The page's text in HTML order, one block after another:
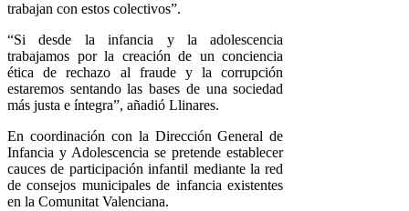
trabajan con estos colectivos”.
“Si desde la infancia y la adolescencia
trabajamos por la creación de un conciencia
ética de rechazo al fraude y la corrupción
estaremos sentando las bases de una sociedad
más justa e íntegra”, añadió Llinares.
En coordinación con la Dirección General de
Infancia y Adolescencia se pretende establecer
cauces de participación infantil mediante la red
de consejos municipales de infancia existentes
en la Comunitat Valenciana.